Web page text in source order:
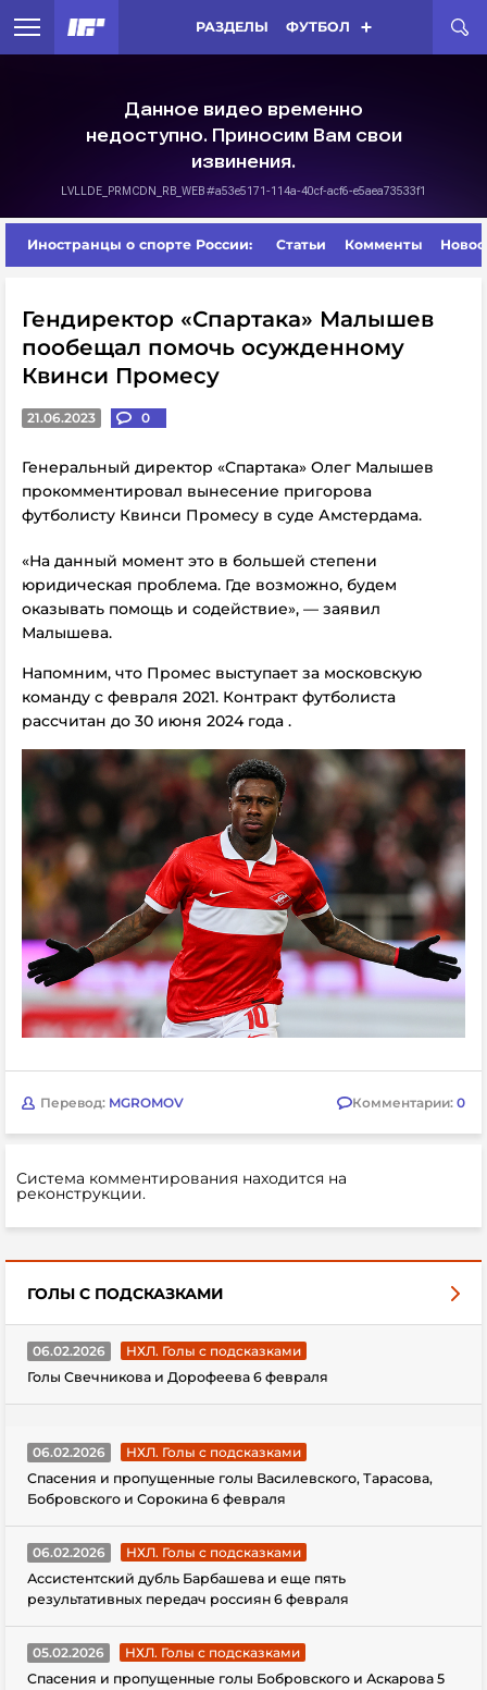
РАЗДЕЛЫ ФУТБОЛ
Иностранцы о спорте России: Статьи Комменты
Гендиректор «Спартака» Малышев
пообещал помочь осужденному
Квинси Промесу
21.06.2023 0
Генеральный директор «Спартака» Олег Малышев
прокомментировал вынесение пригорова
футболисту Квинси Промесу в суде Амстердама.
«На данный момент это в большей степени
юридическая проблема. Где возможно, будем
оказывать помощь и содействие», — заявил
Малышева.
Напомним, что Промес выступает за московскую
команду с февраля 2021. Контракт футболиста
рассчитан до 30 июня 2024 года .
Перевод: MGROMOV Комментарии: 0
Система комментирования находится на
реконструкции.
ГОЛЫ С ПОДСКАЗКАМИ
06.02.2026
НХЛ. Голы с подсказками
Голы Свечникова и Дорофеева 6 февраля
06.02.2026
НХЛ. Голы с подсказками
Спасения и пропущенные голы Василевского, Тарасова,
Бобровского и Сорокина 6 февраля
06.02.2026
НХЛ. Голы с подсказками
Ассистентский дубль Барбашева и еще пять
результативных передач россиян 6 февраля
05.02.2026
НХЛ. Голы с подсказками
Спасения и пропущенные голы Бобровского и Аскарова 5